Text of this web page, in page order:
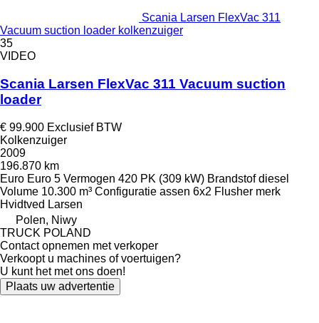
Scania Larsen FlexVac 311
Vacuum suction loader kolkenzuiger
35
VIDEO
Scania Larsen FlexVac 311 Vacuum suction
loader
€ 99.900 Exclusief BTW
Kolkenzuiger
2009
196.870 km
Euro Euro 5 Vermogen 420 PK (309 kW) Brandstof diesel
Volume 10.300 m³ Configuratie assen 6x2 Flusher merk
Hvidtved Larsen
Polen, Niwy
TRUCK POLAND
Contact opnemen met verkoper
Verkoopt u machines of voertuigen?
U kunt het met ons doen!
Plaats uw advertentie